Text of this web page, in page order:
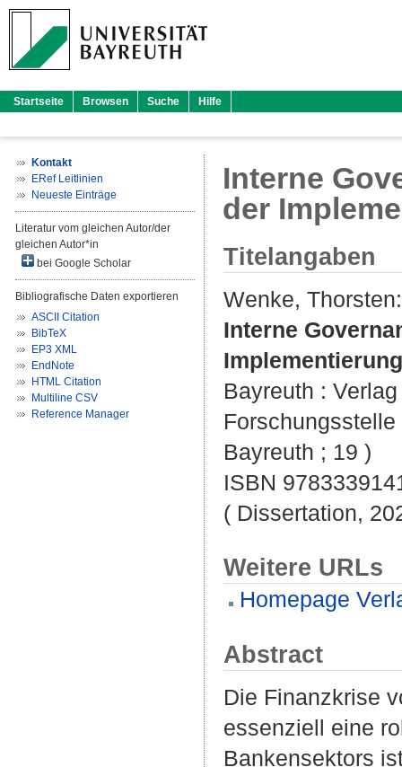
Startseite Browsen Suche Hilfe
Kontakt
ERef Leitlinien
Neueste Einträge
Literatur vom gleichen Autor/der
gleichen Autor*in
bei Google Scholar
Bibliografische Daten exportieren
ASCII Citation
BibTeX
EP3 XML
EndNote
HTML Citation
Multiline CSV
Reference Manager
Interne
der
Titelangaben
Wenke, Thorsten:
Interne
Bayreuth :
Bayreuth ; 19 )
ISBN
( Dissertation,
Weitere URLs
Homepage
Abstract
Die Finanzkrise
essenziell eine
Bankensektors